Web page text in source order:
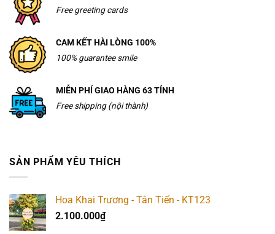
Free greeting cards
CAM KẾT HÀI LÒNG 100%
100% guarantee smile
MIỄN PHÍ GIAO HÀNG 63 TỈNH
Free shipping (nội thành)
SẢN PHẨM YÊU THÍCH
Hoa Khai Trương - Tân Tiến - KT123
2.100.000₫